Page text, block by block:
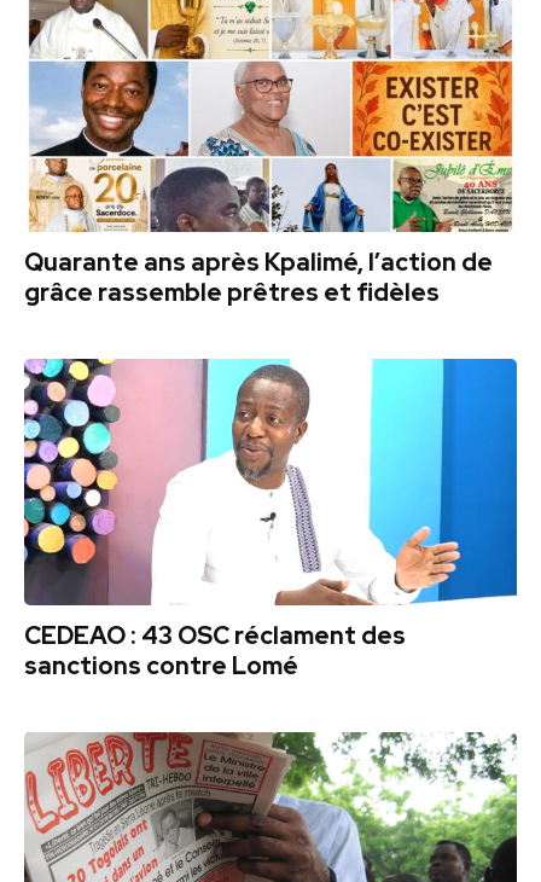
Quarante ans après Kpalimé, l’action de
grâce rassemble prêtres et fidèles
CEDEAO : 43 OSC réclament des
sanctions contre Lomé